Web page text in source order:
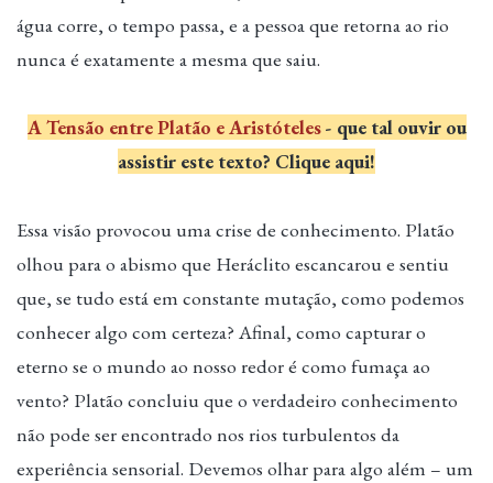
água corre, o tempo passa, e a pessoa que retorna ao rio
nunca é exatamente a mesma que saiu.
A Tensão entre Platão e Aristóteles- que tal ouvir ou
assistir este texto? Clique aqui!
Essa visão provocou uma crise de conhecimento. Platão
olhou para o abismo que Heráclito escancarou e sentiu
que, se tudo está em constante mutação, como podemos
conhecer algo com certeza? Afinal, como capturar o
eterno se o mundo ao nosso redor é como fumaça ao
vento? Platão concluiu que o verdadeiro conhecimento
não pode ser encontrado nos rios turbulentos da
experiência sensorial. Devemos olhar para algo além – um